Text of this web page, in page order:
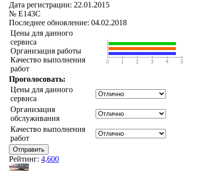
Дата регистрации: 22.01.2015
№ Е143С
Последнее обновление: 04.02.2018
Цены для данного
сервиса
Организация работы
Качество выполнения
работ
Проголосовать:
Цены для данного
сервиса
Организация
обслуживания
Качество выполнения
работ
Рейтинг: 4,600